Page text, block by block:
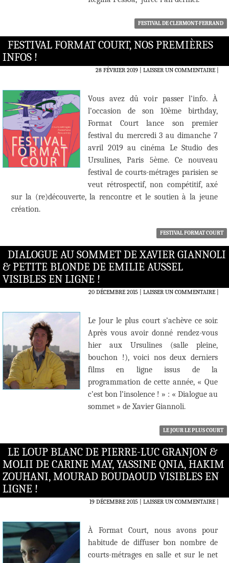
FESTIVAL DE CLERMONT-FERRAND
FESTIVAL FORMAT COURT, NOS PREMIÈRES
INFOS !
28 FÉVRIER 2019 LAISSER UN COMMENTAIRE|
Vous avez dû voir passer l’info. À
l’occasion de son 10ème birthday,
Format Court lance son premier
festival du mercredi 3 au dimanche 7
avril 2019 au cinéma Le Studio des
Ursulines, Paris 5ème. Ce nouveau
festival de courts-métrages parisien se
veut rétrospectif, non compétitif, axé
sur la (re)découverte, la rencontre et le soutien à la jeune
création.
FESTIVAL FORMAT COURT
DIALOGUE AU SOMMET DE XAVIER GIANNOLI
& PETITE BLONDE DE EMILIE AUSSEL
VISIBLES EN LIGNE !
20 DÉCEMBRE 2015 LAISSER UN COMMENTAIRE|
Le Jour le plus court s’achève ce soir.
Après vous avoir donné rendez-vous
hier aux Ursulines (salle pleine,
bouchon !), voici nos deux derniers
films en ligne issus de la
programmation de cette année, « Que
c’est bon l’insolence ! » : « Dialogue au
sommet » de Xavier Giannoli.
LE JOUR LE PLUS COURT
LE LOUP BLANC DE PIERRE-LUC GRANJON &
MOLII DE CARINE MAY, YASSINE QNIA, HAKIM
ZOUHANI, MOURAD BOUDAOUD VISIBLES EN
LIGNE !
19 DÉCEMBRE 2015 LAISSER UN COMMENTAIRE|
À Format Court, nous avons pour
habitude de diffuser bon nombre de
courts-métrages en salle et sur le net